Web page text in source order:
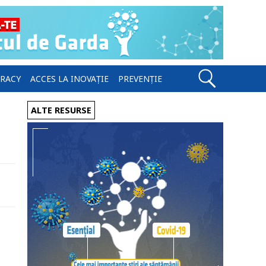
ACCES LA INOVAȚIE PREVENȚIE
ALTE RESURSE